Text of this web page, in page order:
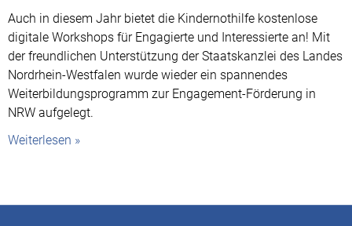
Auch in diesem Jahr bietet die Kindernothilfe kostenlose
digitale Workshops für Engagierte und Interessierte an! Mit
der freundlichen Unterstützung der Staatskanzlei des Landes
Nordrhein-Westfalen wurde wieder ein spannendes
Weiterbildungsprogramm zur Engagement-Förderung in
NRW aufgelegt.
Weiterlesen »